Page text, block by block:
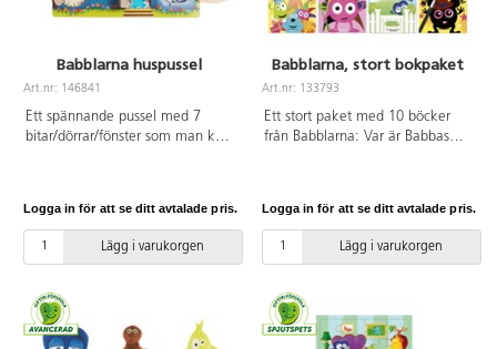
Babblarna huspussel
Art.nr: 146841
Ett spännande pussel med 7
bitar/dörrar/fönster som man kan
kan barnet stimulera sin fantasi
och utveckla sina motoriska
färdigheter samtidigt som de har
Logga in för att se ditt avtalade pris.
Lägg i varukorgen
Babblarna, stort bokpaket
Art.nr: 133793
Ett stort paket med 10 böcker
från Babblarna: Var är Babbas
prylbod, Natti natti Babblarna,
Fingerresan, Babola Salabim och
Stompalång med Babblarna.
Logga in för att se ditt avtalade pris.
Lägg i varukorgen